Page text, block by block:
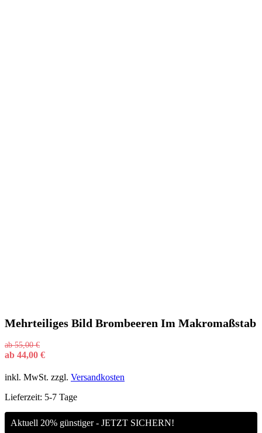
Mehrteiliges Bild Brombeeren Im Makromaßstab
ab55,00€
ab 44,00 €
inkl. MwSt. zzgl. Versandkosten
Lieferzeit: 5-7 Tage
Aktuell 20% günstiger - JETZT SICHERN!